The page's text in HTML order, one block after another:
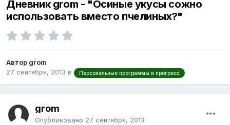
Дневник grom - "Осиные укусы сожно
использовать вместо пчелиных?"
Автор grom
27 сентября, 2013 в Персональные программы и прогресс
grom
Опубликовано 27 сентября, 2013